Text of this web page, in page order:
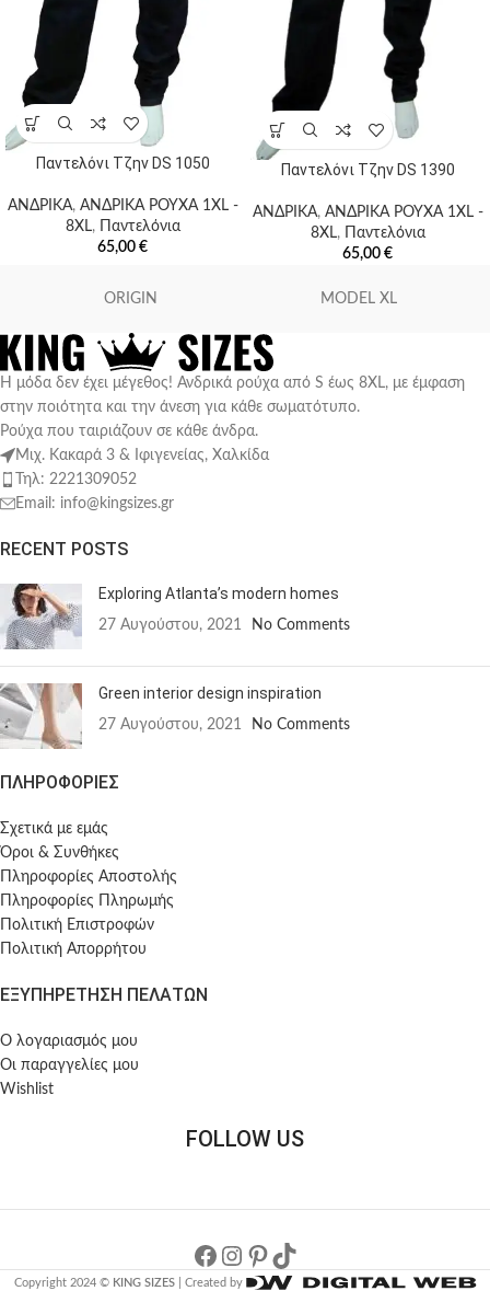
Παντελόνι Τζην DS 1050
ΑΝΔΡΙΚΑ, ΑΝΔΡΙΚΑ ΡΟΥΧΑ 1XL -
8XL,
Παντελόνια
65,00 €
Παντελόνι Τζην DS 1390
ΑΝΔΡΙΚΑ, ΑΝΔΡΙΚΑ ΡΟΥΧΑ 1XL -
8XL,
Παντελόνια
65,00 €
ORIGIN MODEL XL
Η μόδα δεν έχει μέγεθος! Ανδρικά ρούχα από S έως 8XL, με έμφαση
στην ποιότητα και την άνεση για κάθε σωματότυπο.
Ρούχα που ταιριάζουν σε κάθε άνδρα.
Μιχ. Κακαρά 3 & Ιφιγενείας, Χαλκίδα
Τηλ: 2221309052
Email: info@kingsizes.gr
RECENT POSTS
Exploring Atlanta’s modern homes
27 Αυγούστου, 2021 No Comments
Green interior design inspiration
27 Αυγούστου, 2021 No Comments
ΠΛΗΡΟΦΟΡΙΕΣ
Σχετικά με εμάς
Όροι & Συνθήκες
Πληροφορίες Αποστολής
Πληροφορίες Πληρωμής
Πολιτική Επιστροφών
Πολιτική Απορρήτου
ΕΞΥΠΗΡΕΤΗΣΗ ΠΕΛΑΤΩΝ
Ο λογαριασμός μου
Οι παραγγελίες μου
Wishlist
FOLLOW US
Copyright 2024 © KING SIZES| Created by